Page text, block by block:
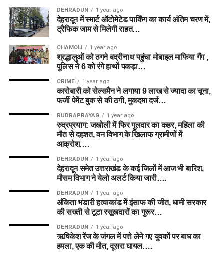
DEHRADUN 1 year ago
देहरादून में स्मार्ट ऑटोमेटेड पार्किंग का कार्य अंतिम चरण में,
ट्रैफिक जाम से मिलेगी राहत…
CHAMOLI 1 year ago
श्रद्धालुओं को ठगने बद्रीनाथ पहुंचा मोबाइल माफिया गैंग ,
पुलिस ने 6 को रंगे हाथों पकड़ा…
CRIME 1 year ago
कारोबारी को सेल्समैन ने लगाया 9 लाख से ज्यादा का चूना,
फर्जी पेमेंट बुक से की ठगी, मुकदमा दर्ज…
RUDRAPRAYAG 1 year ago
रुद्रप्रयाग: जखोली में फिर गुलदार का कहर, महिला की
मौत से दहशत, वन विभाग के खिलाफ ग्रामीणों में
आक्रोश….
DEHRADUN 1 year ago
देहरादून समेत उत्तराखंड के कई जिलों में आज भी बारिश,
मौसम विभाग ने येलो अलर्ट किया जारी….
DEHRADUN 1 year ago
अंकिता भंडारी हत्याकांड में इंसाफ की जीत, धामी सरकार
की सख्ती से टूटा रसूखदारों का गुरूर…
DEHRADUN 1 year ago
ऋषिकेश रेंज के जंगल में पत्ते लेने गए युवकों पर बाघ का
हमला, एक की मौत, दूसरा घायल….